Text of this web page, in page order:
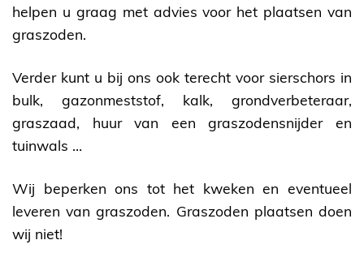
Contact
helpen u graag met advies voor het plaatsen van
graszoden.
Verder kunt u bij ons ook terecht voor sierschors in
bulk, gazonmeststof, kalk, grondverbeteraar,
graszaad, huur van een graszodensnijder en
tuinwals …
Wij beperken ons tot het kweken en eventueel
leveren van graszoden. Graszoden plaatsen doen
wij niet!